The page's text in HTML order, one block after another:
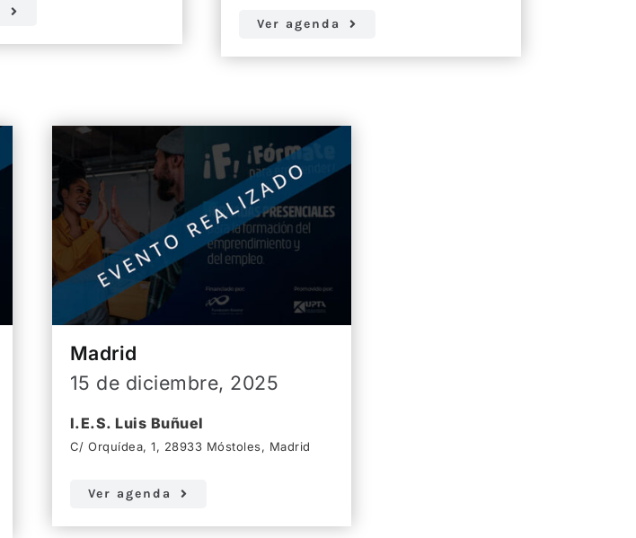
Ver agenda
Madrid
15 de diciembre, 2025
I.E.S. Luis Buñuel
C/ Orquídea, 1, 28933 Móstoles, Madrid
Ver agenda